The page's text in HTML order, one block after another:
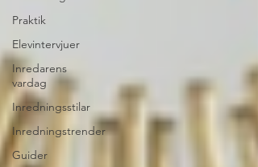
Praktik
Elevintervjuer
Inredarens
vardag
Inredningsstilar
Inredningstrender
Guider